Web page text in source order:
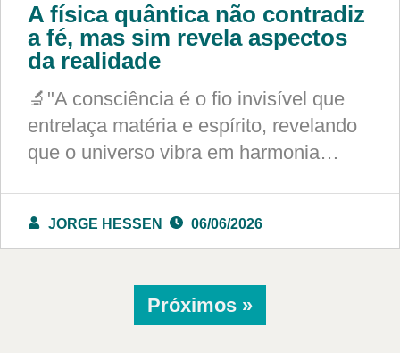
A física quântica não contradiz
a fé, mas sim revela aspectos
da realidade
🔬"A consciência é o fio invisível que
entrelaça matéria e espírito, revelando
que o universo vibra em harmonia…
JORGE HESSEN 06/06/2026
Próximos »